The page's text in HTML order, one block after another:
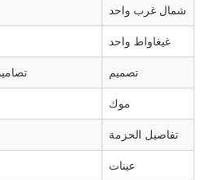
شمال غرب واحد
غيغاواط واحد
تصميم
موك
تفاصيل الحزمة
عينات